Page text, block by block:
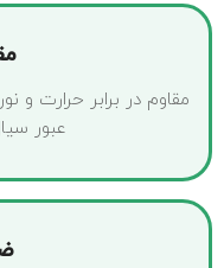
مقاوم در برابر حرارت
عبور